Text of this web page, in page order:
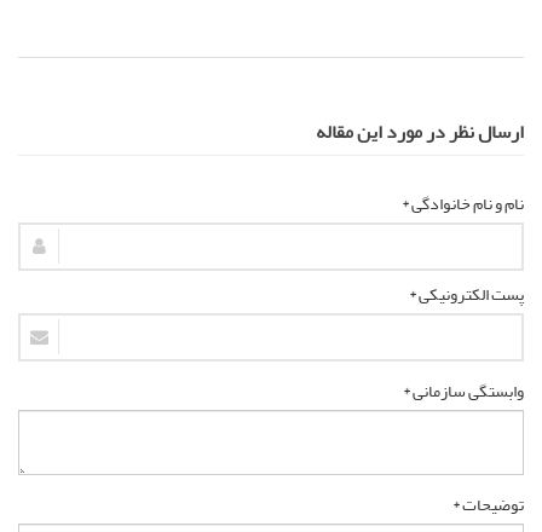
ارسال نظر در مورد این مقاله
نام و نام خانوادگی *
پست الکترونیکی *
وابستگی سازمانی *
توضیحات *